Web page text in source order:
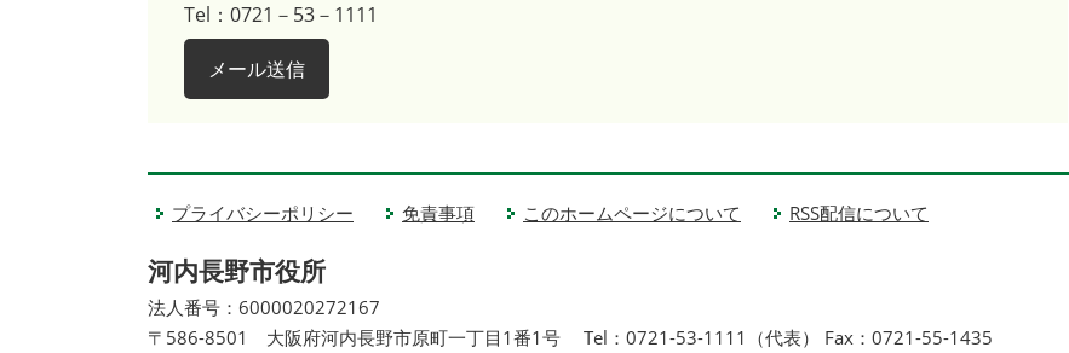
Tel：0721－53－1111
メール送信
プライバシーポリシー 免責事項 このホームページについて RSS配信について
河内長野市役所
法人番号：6000020272167
〒586-8501 大阪府河内長野市原町一丁目1番1号
Tel：0721-53-1111（代表） Fax：0721-55-1435